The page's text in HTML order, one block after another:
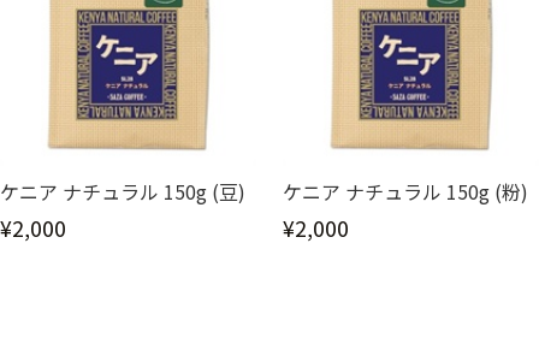
ケニア ナチュラル 150g (豆)
¥2,000
ケニア ナチュラル 150g (粉)
¥2,000